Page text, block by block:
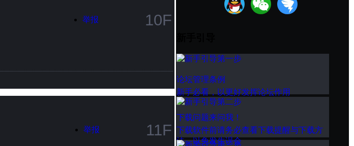
举报
10F
举报
11F
论坛管理条例
新手必看，以更好发挥论坛作用
下载问题来问我！
下载软件前请务必查看下载提醒与下载方
法，以免发生误会